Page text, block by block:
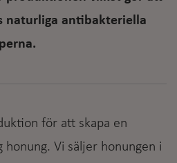
naturliga antibakteriella
för att skapa en
honung. Vi säljer honungen i